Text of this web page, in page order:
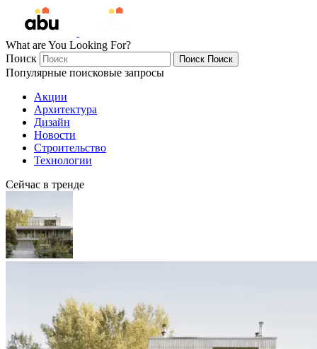
What are You Looking For?
Поиск
Поиск Поиск
Популярные поисковые запросы
Акции
Архитектура
Дизайн
Новости
Строительство
Технологии
Сейчас в тренде